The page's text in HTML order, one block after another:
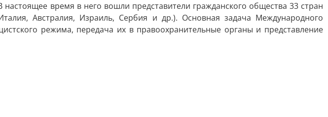
время в него вошли представители гражданского общества 33 стран
Австралия, Израиль, Сербия и др.). Основная задача Международного
режима, передача их в правоохранительные органы и представление